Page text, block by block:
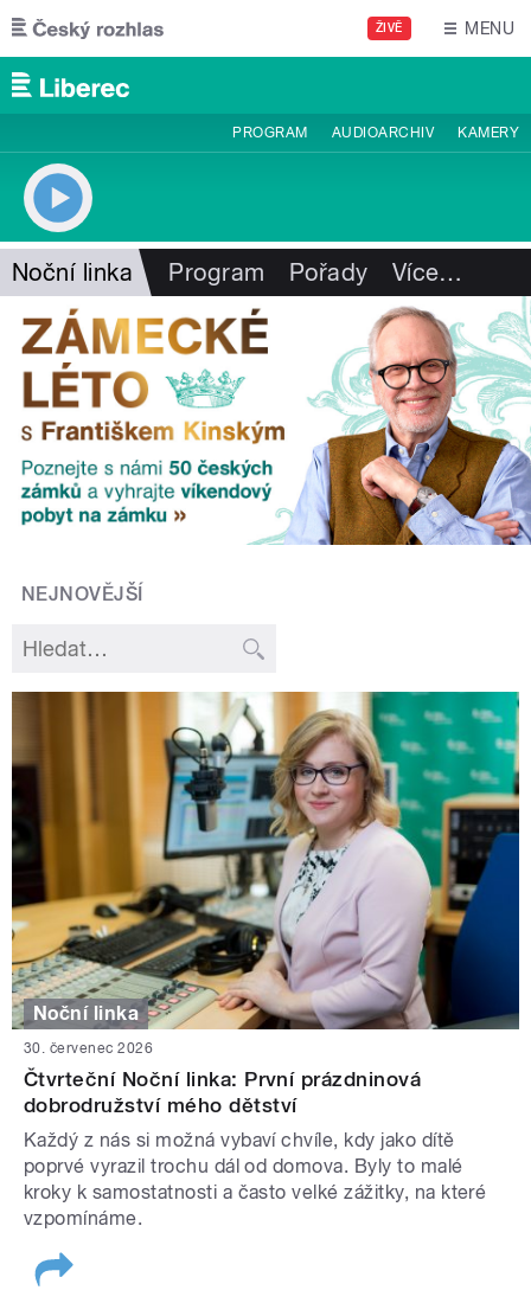
Přejít k hlavnímu obsahu
ŽIVĚ MENU
PROGRAM AUDIOARCHIV KAMERY
Noční linka Program Pořady Více…
NEJNOVĚJŠÍ
Noční linka
30. červenec 2026
Čtvrteční Noční linka: První prázdninová
dobrodružství mého dětství
Každý z nás si možná vybaví chvíle, kdy jako dítě
poprvé vyrazil trochu dál od domova. Byly to malé
kroky k samostatnosti a často velké zážitky, na které
vzpomínáme.